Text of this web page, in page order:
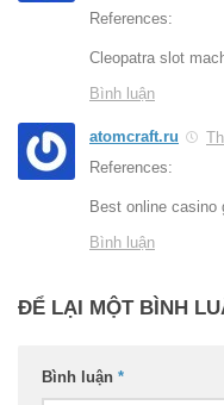
References:
Cleopatra slot
Bình luận
atomcraft.ru
References:
Best online casino
Bình luận
ĐỂ LẠI MỘT BÌNH
Bình luận *